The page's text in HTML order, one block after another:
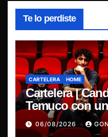
Te lo perdiste
CARTELERA HOME
Cartelera |
Temuco con
de indie
06/08/2026